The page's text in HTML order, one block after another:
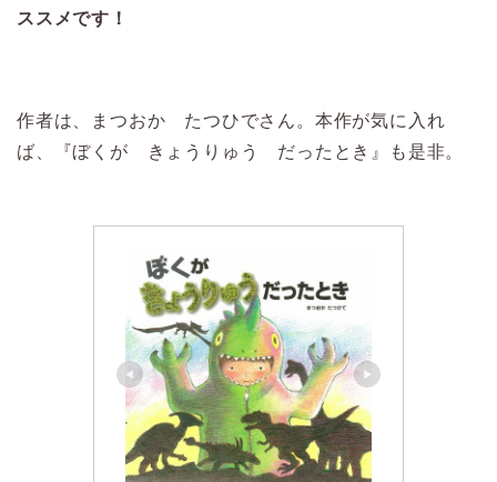
ススメです！
作者は、まつおか たつひでさん。本作が気に入れ
ば、『ぼくが きょうりゅう だったとき』も是非。